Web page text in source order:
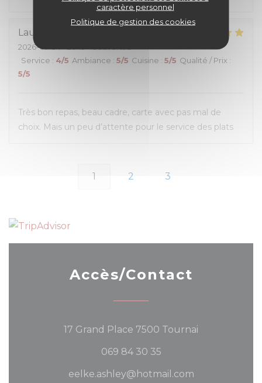
caractère personnel
Politique de gestion des cookies
Lauryn
2026-07-04
Service : 4/5 Ambiance : 5/5 Cuisine : 5/5 Qualité / Prix :
5/5
Très bon repas, beau cadre, carte avec pas mal de
choix. Mais un peu d’attente pour le service des plats
1 2 3
Accès/Contact
17 Grand Place 7500 Tournai
069 84 30 35
eelke.ashley@hotmail.com